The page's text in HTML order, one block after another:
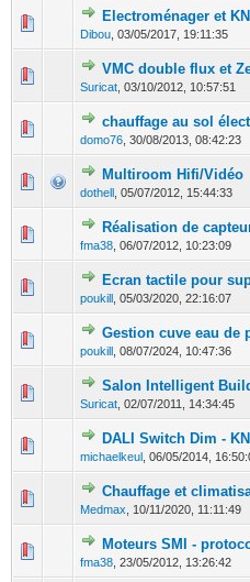
Electroménager et
Dibou 03/05/2017, 19:11:35
0 Votes - 0 sur 5
12
VMC double flux et
Suricat 03/10/2012, 10:57:51
0 Votes - 0 sur 5
12
chauffage au sol
domo76 30/08/2013, 08:42:23
0 Votes - 0 sur 512
Multiroom Hifi/Vidéo
dothell 05/07/2012, 15:44:33
0 Votes - 0 sur 512
Réalisation de
fma38 06/07/2012, 10:23:09
0 Votes - 0 sur 5
12
Ecran tactile pour
poukill 05/03/2020, 22:16:07
0 Votes - 0 sur 5
12
Gestion cuve eau de
poukill 08/07/2024, 10:47:36
0 Votes - 0 sur 5
12
Salon Intelligent
Suricat 02/07/2011, 14:34:45
0 Votes - 0 sur 5
12
DALI Switch Dim -
michaelkeul 06/05/2014,
0 Votes - 0 sur 512
Chauffage et
Medmax
10/11/2020, 11:11:49
0 Votes - 0 sur 5
12
Moteurs SMI -
fma38 23/05/2012, 13:26:42
0 Votes - 0 sur 512